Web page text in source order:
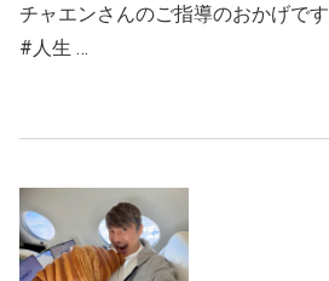
チャエンさんのご指導のおかげです
#人生 …